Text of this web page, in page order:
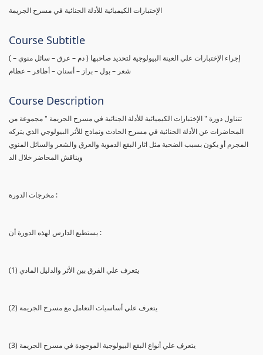
الإختبارات الكيميائية للأدلة الجنائية في مسرح الجريمة
Course Subtitle
( إجراء الإختبارات علي العينة البيولوجية لتحديد صاحبها ( دم – عرق – سائل منوي –
شعر – بول – براز – أسنان – أظافر – عظام
Course Description
تتناول دورة " الإختبارات الكيميائية للأدلة الجنائية في مسرح الجريمة " مجموعة من
المحاضرات عن الأدلة الجنائية في مسرح الحادث ونماذج للأثر البيولوجي الذي يتركه
المجرم أو يكون بسبب الضحية مثل اثار البقع الدموية والعرق والشعر والسائل المنوي
ويناقش المحاضر خلال الد
مخرجات الدورة :
يستطيع الدارس لهذه الدورة أن :
(1) يتعرف علي الفرق بين الأثر والدليل المادي
(2) يتعرف علي أساسيات التعامل مع مسرح الجريمة
(3) يتعرف علي أنواع البقع البيولوجية الموجودة في مسرح الجريمة